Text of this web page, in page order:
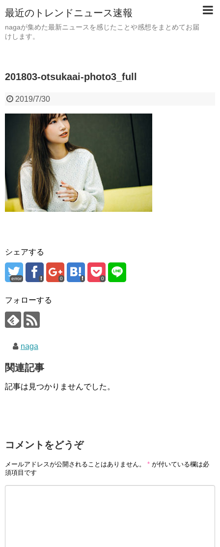
最近のトレンドニュース速報
nagaが集めた最新ニュースを感じたことや感想をまとめてお届
けします。
201803-otsukaai-photo3_full
2019/7/30
シェアする
error 0 0
フォローする
naga
関連記事
記事は見つかりませんでした。
コメントをどうぞ
メールアドレスが公開されることはありません。 * が付いている欄は必
須項目です